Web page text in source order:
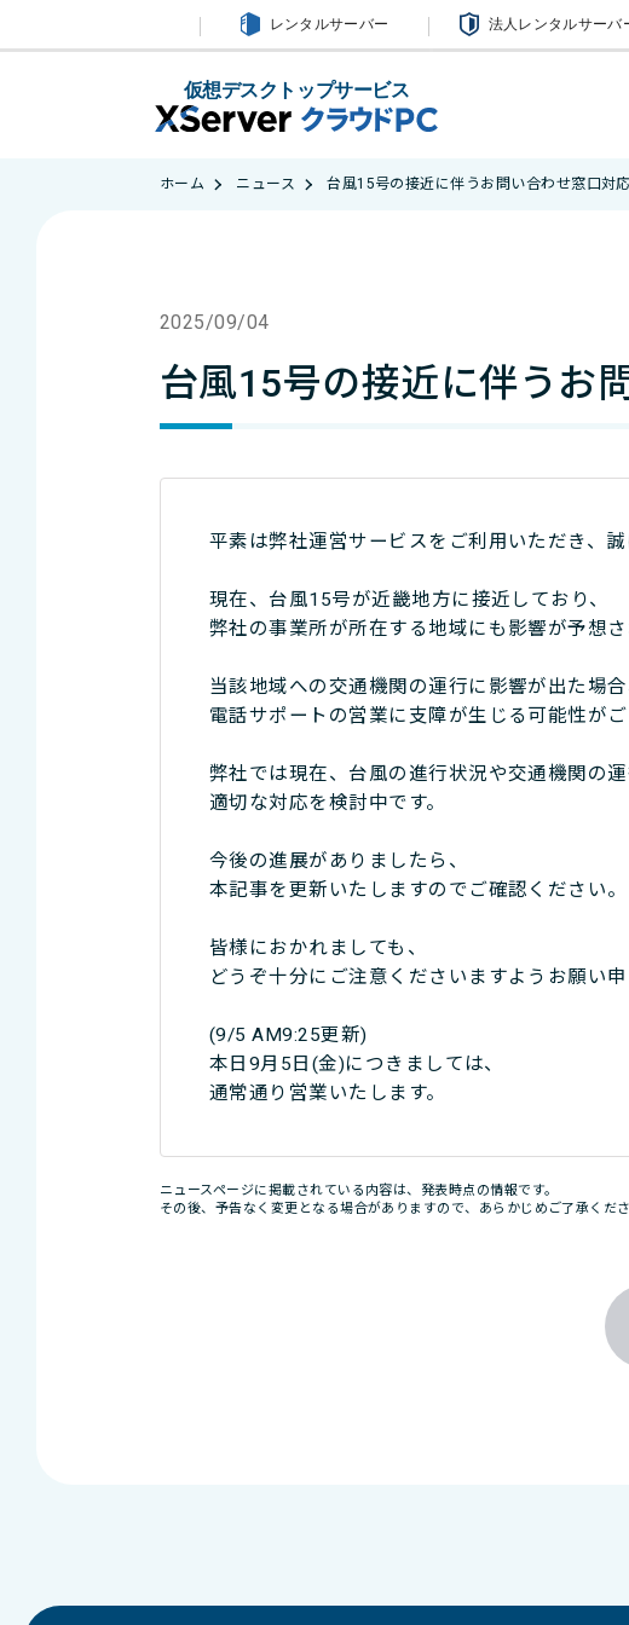
レンタルサーバー 法人レンタルサーバ
仮想デスクトップサービス
ホーム ニュース 台風15号の接近に伴うお問い合わせ窓口対
2025/09/04
台風15号の接近に伴うお
平素は弊社運営サービスをご利用いただき、誠
現在、台風15号が近畿地方に接近しており、
弊社の事業所が所在する地域にも影響が予想さ
当該地域への交通機関の運行に影響が出た場合
電話サポートの営業に支障が生じる可能性がご
弊社では現在、台風の進行状況や交通機関の運
適切な対応を検討中です。
今後の進展がありましたら、
本記事を更新いたしますのでご確認ください。
皆様におかれましても、
どうぞ十分にご注意くださいますようお願い申
(9/5 AM9:25更新)
本日9月5日(金)につきましては、
通常通り営業いたします。
ニュースページに掲載されている内容は、発表時点の情報です。
その後、予告なく変更となる場合がありますので、あらかじめご了承くださ